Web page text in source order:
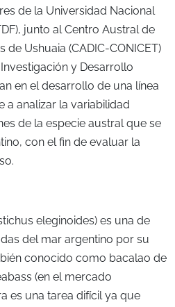
de la Universidad Nacional
junto al Centro Austral de
de Ushuaia (CADIC-CONICET)
y Desarrollo
en el desarrollo de una línea
a analizar la variabilidad
de la especie austral que se
con el fin de evaluar la
eleginoides) es una de
del mar argentino por su
conocido como bacalao de
(en el mercado
es una tarea difícil ya que